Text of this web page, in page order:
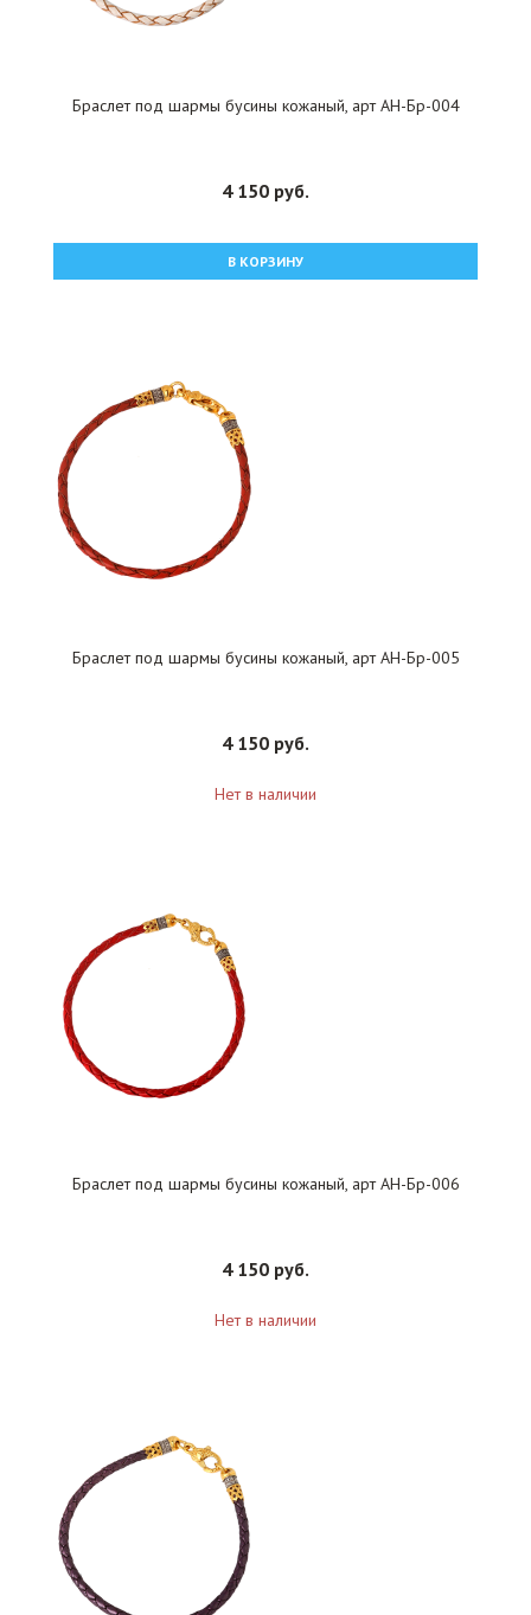
Браслет под шармы бусины кожаный, арт АН-Бр-004
4 150 руб.
В КОРЗИНУ
Браслет под шармы бусины кожаный, арт АН-Бр-005
4 150 руб.
Нет в наличии
Браслет под шармы бусины кожаный, арт АН-Бр-006
4 150 руб.
Нет в наличии